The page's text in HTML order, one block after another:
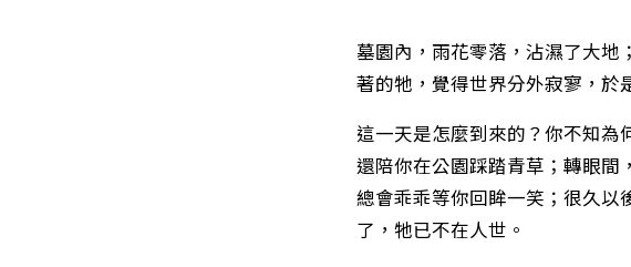
墓園內，雨花零落，沾濕了大地
著的牠，覺得世界分外寂寥，於
這一天是怎麼到來的？你不知為
還陪你在公園踩踏青草；轉眼間
總會乖乖等你回眸一笑；很久以
了，牠已不在人世。